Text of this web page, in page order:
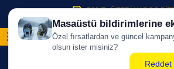
500 TL ÜZERİ KARGO